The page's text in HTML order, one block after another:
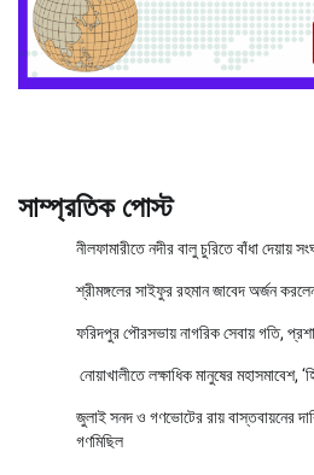
সাম্প্রতিক পোস্ট
নীলফামারীতে নদীর বালু চুরিতে বাঁধা দেয়ায়
শ্রীমঙ্গলের সাইফুর রহমান জাবেদ অর্জন
ফরিদপুর পৌরসভায় নাগরিক সেবায় গতি,
নোয়াখালীতে লক্ষাধিক মানুষের মহাসমাবেশ,
জুলাই সনদ ও গণভোটের রায় বাস্তবায়নের
গণমিছিল